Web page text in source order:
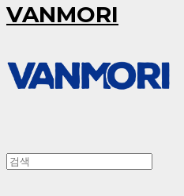
VANMORI